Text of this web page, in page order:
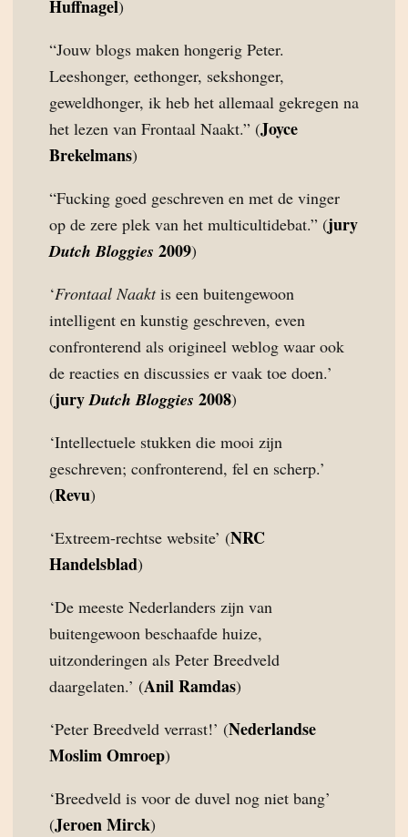
Huffnagel)
“Jouw blogs maken hongerig Peter.
Leeshonger, eethonger, sekshonger,
geweldhonger, ik heb het allemaal gekregen na
het lezen van Frontaal Naakt.” (Joyce
Brekelmans)
“Fucking goed geschreven en met de vinger
op de zere plek van het multicultidebat.” (jury
Dutch Bloggies 2009)
‘Frontaal Naaktis een buitengewoon
intelligent en kunstig geschreven, even
confronterend als origineel weblog waar ook
de reacties en discussies er vaak toe doen.’
(juryDutch Bloggies 2008)
‘Intellectuele stukken die mooi zijn
geschreven; confronterend, fel en scherp.’
(Revu)
‘Extreem-rechtse website’ (NRC
Handelsblad)
‘De meeste Nederlanders zijn van
buitengewoon beschaafde huize,
uitzonderingen als Peter Breedveld
daargelaten.’ (Anil Ramdas)
‘Peter Breedveld verrast!’ (Nederlandse
Moslim Omroep)
‘Breedveld is voor de duvel nog niet bang’
(Jeroen Mirck)